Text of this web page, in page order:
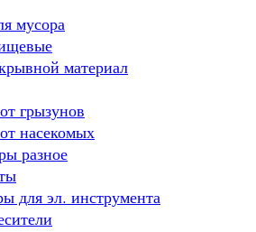
мусора
материал
грызунов
насекомых
разное
для эл. инструмента